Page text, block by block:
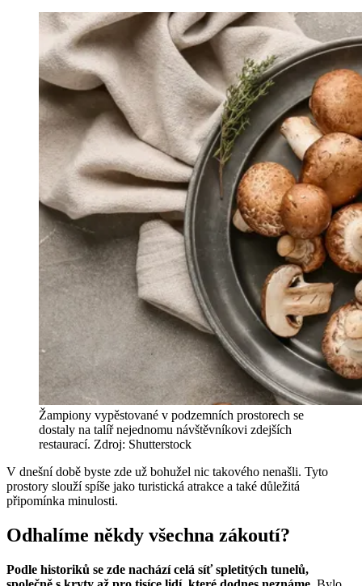
Žampiony vypěstované v podzemních prostorech se
dostaly na talíř nejednomu návštěvníkovi zdejších
restaurací. Zdroj: Shutterstock
V dnešní době byste zde už bohužel nic takového nenašli. Tyto
prostory slouží spíše jako turistická atrakce a také důležitá
připomínka minulosti.
Odhalíme někdy všechna zákoutí?
Podle historiků se zde nachází celá síť spletitých tunelů,